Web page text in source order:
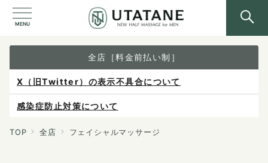
MENU
全店［料金前払い制］
X（旧Twitter）の表示不具合について
感染症防止対策について
ご予約は各店へ直接お問い合わせください。
TOP 全店 フェイシャルマッサージ